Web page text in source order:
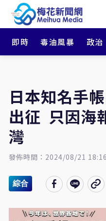
即時 毒油風暴 政治
日本知名手
出征 只因海
灣
發佈時間：2024/08/21 18:16
綜合